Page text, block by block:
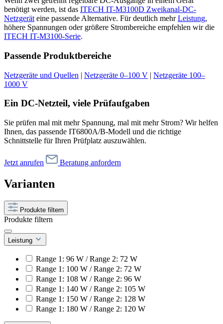
benötigt werden, ist das ITECH IT-M3100D Zweikanal-DC-
Netzgerät eine passende Alternative. Für deutlich mehrLeistung,
höhere Spannungen oder größere Strombereiche empfehlen wir die
ITECH IT-M3100-Serie.
Passende Produktbereiche
Netzgeräte und Quellen | Netzgeräte 0–100 V | Netzgeräte 100–
1000 V
Ein DC-Netzteil, viele Prüfaufgaben
Sie prüfen mal mit mehr Spannung, mal mit mehr Strom? Wir helfen
Ihnen, das passende IT6800A/B-Modell und die richtige
Schnittstelle für Ihren Prüfplatz auszuwählen.
Jetzt anrufen Beratung anfordern
Varianten
Produkte filtern
Produkte filtern
Leistung
Range 1: 96 W / Range 2: 72 W
Range 1: 100 W / Range 2: 72 W
Range 1: 108 W / Range 2: 96 W
Range 1: 140 W / Range 2: 105 W
Range 1: 150 W / Range 2: 128 W
Range 1: 180 W / Range 2: 120 W